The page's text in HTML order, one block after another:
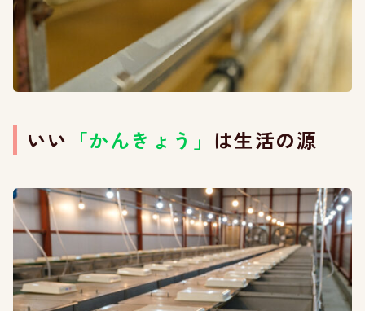
いい 「かんきょう」 は生活の源